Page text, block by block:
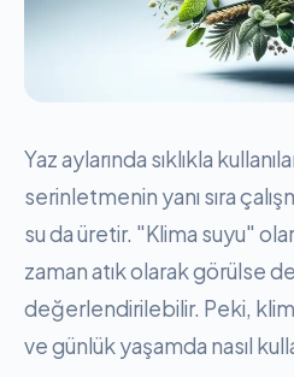
Yaz aylarında sıklıkla
serinletmenin yanı sıra
su da üretir. "Klima suyu"
zaman atık olarak görülse
değerlendirilebilir. Peki,
ve günlük yaşamda nasıl